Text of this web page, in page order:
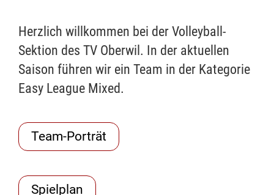
Herzlich willkommen bei der Volleyball-
Sektion des TV Oberwil. In der aktuellen
Saison führen wir ein Team in der Kategorie
Easy League Mixed.
Team-Porträt
Spielplan